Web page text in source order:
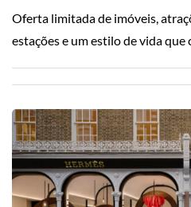
Oferta limitada de imóveis,
estações e um estilo de vida